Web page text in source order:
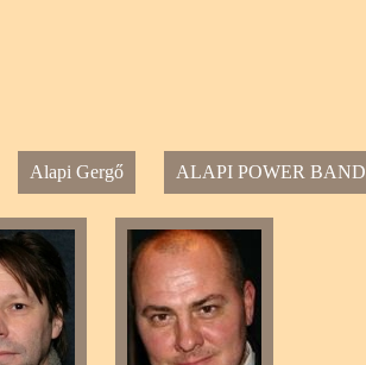
Alapi Gergő ALAPI POWER BAND